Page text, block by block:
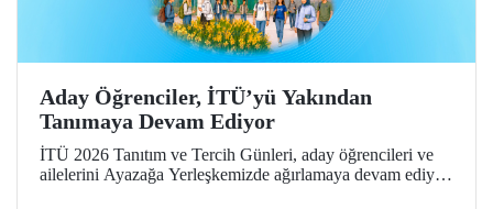
Aday Öğrenciler, İTÜ’yü Yakından
Tanımaya Devam Ediyor
İTÜ 2026 Tanıtım ve Tercih Günleri, aday öğrencileri ve
ailelerini Ayazağa Yerleşkemizde ağırlamaya devam ediyor.